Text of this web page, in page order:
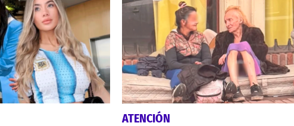
ATENCIÓN